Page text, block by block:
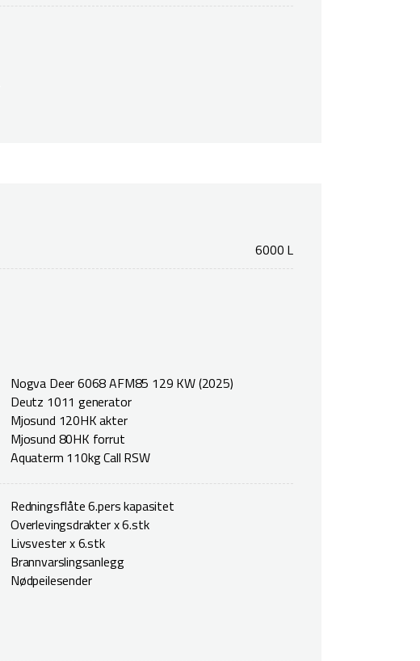
6000 L
Nogva Deer 6068 AFM85 129 KW (2025)
Deutz 1011 generator
Mjosund 120HK akter
Mjosund 80HK forrut
Aquaterm 110kg Call RSW
Redningsflåte 6.pers kapasitet
Overlevingsdrakter x 6.stk
Livsvester x 6.stk
Brannvarslingsanlegg
Nødpeilesender